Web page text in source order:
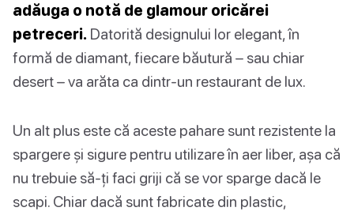
adăuga o notă de glamour oricărei
petreceri. Datorită designului lor elegant, în
formă de diamant, fiecare băutură – sau chiar
desert – va arăta ca dintr-un restaurant de lux.
Un alt plus este că aceste pahare sunt rezistente la
spargere și sigure pentru utilizare în aer liber, așa că
nu trebuie să-ți faci griji că se vor sparge dacă le
scapi. Chiar dacă sunt fabricate din plastic,